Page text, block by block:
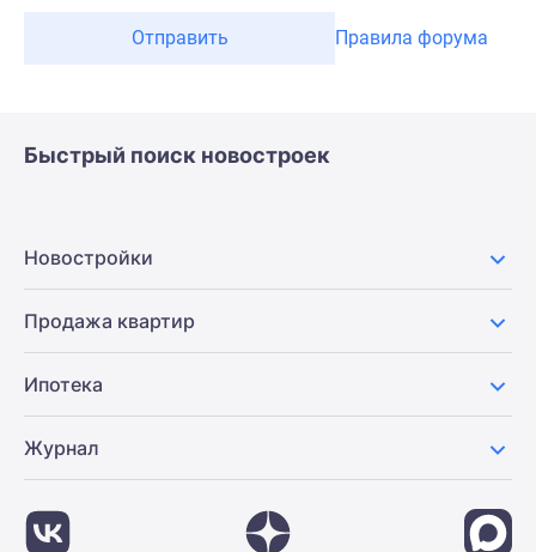
Отправить Правила форума
Быстрый поиск новостроек
Новостройки
Продажа квартир
Ипотека
Журнал